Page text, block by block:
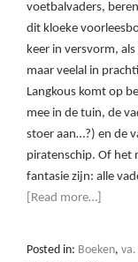
voetbalvaders,
dit kloeke
keer in versvorm,
maar veelal in
Langkous komt op
mee in de tuin, de
stoer aan…?) en de
piratenschip. Of het
fantasie zijn: alle
[Read more…]
Posted in: Boeken, va.